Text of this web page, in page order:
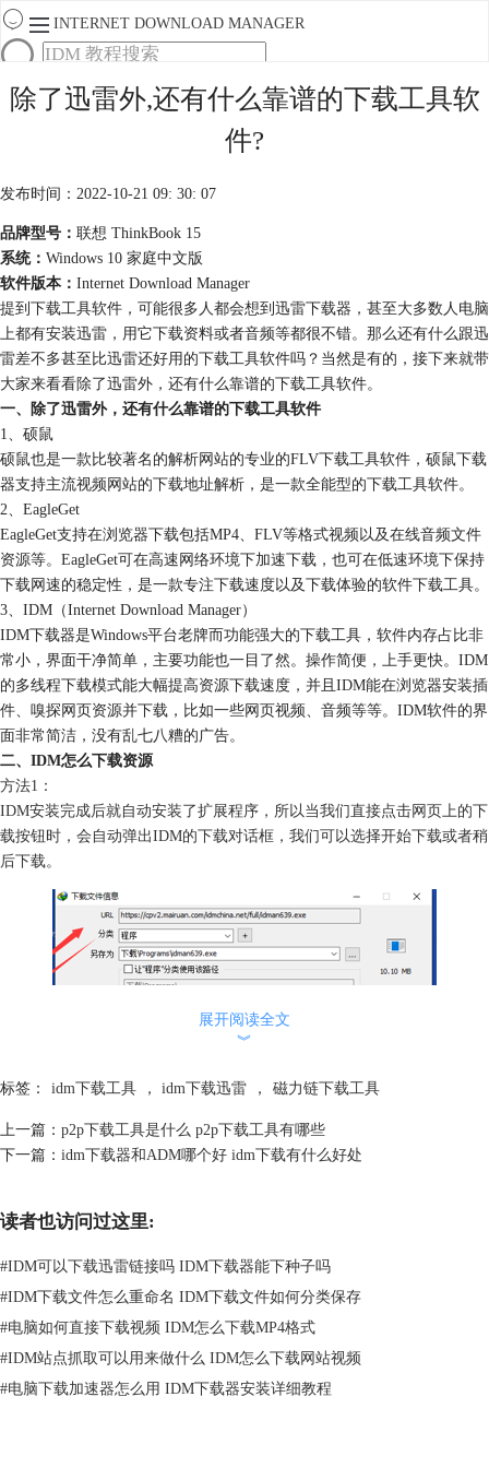
INTERNET DOWNLOAD MANAGER
首页
产品
购买
除了迅雷外,还有什么靠谱的下载工具软
件?
发布时间：2022-10-21 09: 30: 07
品牌型号： 联想 ThinkBook 15
系统： Windows 10 家庭中文版
软件版本： Internet Download Manager
提到下载工具软件，可能很多人都会想到迅雷下载器，甚至大多数人电脑
上都有安装迅雷，用它下载资料或者音频等都很不错。那么还有什么跟迅
雷差不多甚至比迅雷还好用的下载工具软件吗？当然是有的，接下来就带
大家来看看除了迅雷外，还有什么靠谱的下载工具软件。
一、除了迅雷外，还有什么靠谱的下载工具软件
1、硕鼠
硕鼠也是一款比较著名的解析网站的专业的FLV下载工具软件，硕鼠下载
器支持主流视频网站的下载地址解析，是一款全能型的下载工具软件。
2、EagleGet
EagleGet支持在浏览器下载包括MP4、FLV等格式视频以及在线音频文件
资源等。EagleGet可在高速网络环境下加速下载，也可在低速环境下保持
下载网速的稳定性，是一款专注下载速度以及下载体验的软件下载工具。
3、IDM（Internet Download Manager）
IDM下载器是Windows平台老牌而功能强大的下载工具，软件内存占比非
常小，界面干净简单，主要功能也一目了然。操作简便，上手更快。IDM
的多线程下载模式能大幅提高资源下载速度，并且IDM能在浏览器安装插
件、嗅探网页资源并下载，比如一些网页视频、音频等等。IDM软件的界
面非常简洁，没有乱七八糟的广告。
二、IDM怎么下载资源
方法1：
IDM安装完成后就自动安装了扩展程序，所以当我们直接点击网页上的下
载按钮时，会自动弹出IDM的下载对话框，我们可以选择开始下载或者稍
后下载。
“稍后下载”的功能会把URL（网址）添加到下载列表中，等到想要继续
浏览器集成，例如你想关闭谷歌浏览器集成，如下图所示，在“IDM 选项-
展开阅读全文
︾
标签： idm下载工具 ， idm下载迅雷 ， 磁力链下载工具
上一篇： p2p下载工具是什么 p2p下载工具有哪些
下一篇： idm下载器和ADM哪个好 idm下载有什么好处
读者也访问过这里:
#IDM可以下载迅雷链接吗 IDM下载器能下种子吗
#IDM下载文件怎么重命名 IDM下载文件如何分类保存
#电脑如何直接下载视频 IDM怎么下载MP4格式
#IDM站点抓取可以用来做什么 IDM怎么下载网站视频
#电脑下载加速器怎么用 IDM下载器安装详细教程